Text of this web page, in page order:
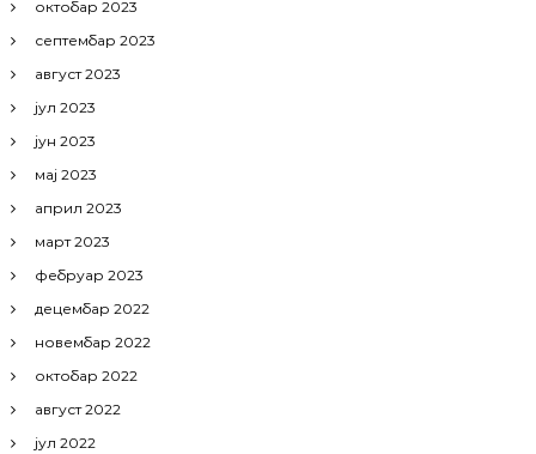
октобар 2023
септембар 2023
август 2023
јул 2023
јун 2023
мај 2023
април 2023
март 2023
фебруар 2023
децембар 2022
новембар 2022
октобар 2022
август 2022
јул 2022